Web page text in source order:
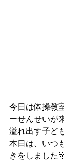
今日は体操教
ーせんせいが
溢れ出す子ど
本日は、いつ
きをしました